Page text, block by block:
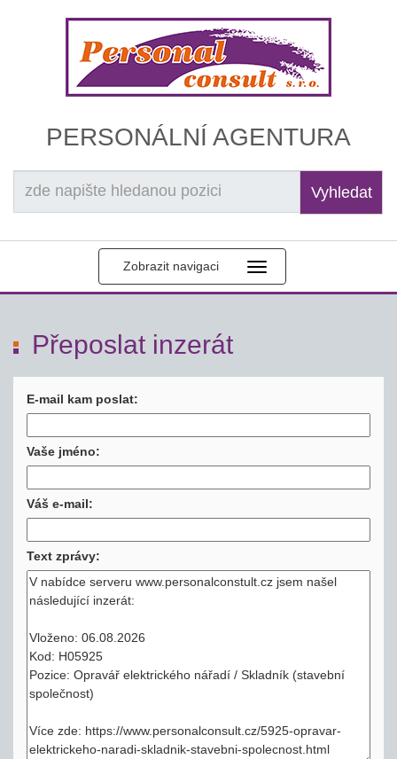
PERSONÁLNÍ AGENTURA
Vyhledat
Zobrazit navigaci
Přeposlat inzerát
E-mail kam poslat:
Vaše jméno:
Váš e-mail:
Text zprávy: